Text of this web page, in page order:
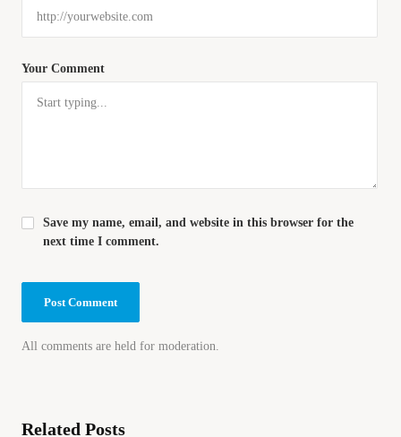
Your Comment
All comments are held for moderation.
Save my name, email, and website in this browser for the
next time I comment.
Related Posts